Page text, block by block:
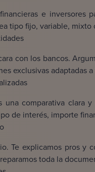
e inversores
tipo fijo, variable, mixto
con los bancos.
exclusivas adaptadas
comparativa clara
de interés, importe
Te explicamos pros y
toda la